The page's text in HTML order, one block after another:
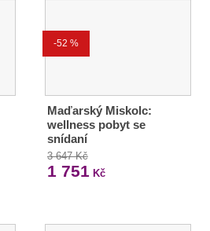
-52 %
Maďarský Miskolc:
wellness pobyt se
snídaní
3 647 Kč
1 751 Kč